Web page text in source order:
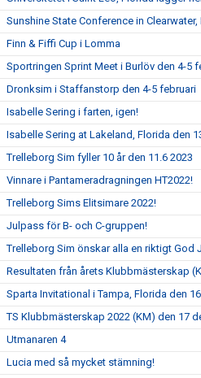
Sunshine State Conference in Clearwater,
Finn & Fiffi Cup i Lomma
Sportringen Sprint Meet i Burlöv den 4-5
Dronksim i Staffanstorp den 4-5 februari
Isabelle Sering i farten, igen!
Isabelle Sering at Lakeland, Florida den
Trelleborg Sim fyller 10 år den 11.6 2023
Vinnare i Pantameradragningen HT2022!
Trelleborg Sims Elitsimare 2022!
Julpass för B- och C-gruppen!
Trelleborg Sim önskar alla en riktigt God
Resultaten från årets Klubbmästerskap
Sparta Invitational i Tampa, Florida den
TS Klubbmästerskap 2022 (KM) den 17
Utmanaren 4
Lucia med så mycket stämning!